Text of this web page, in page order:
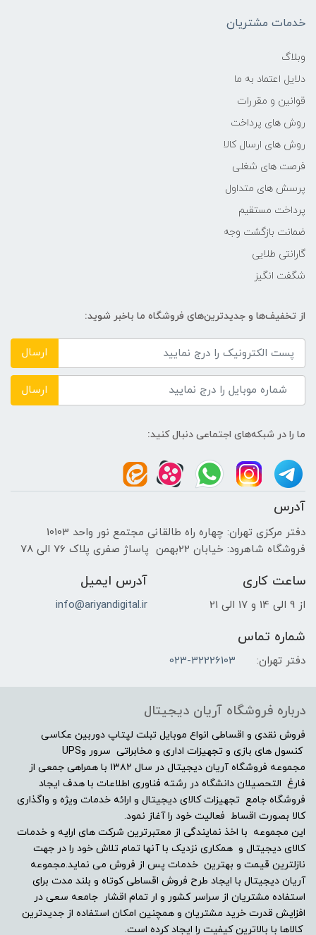
NFC یا ناوبری ماهواره ای نیز هستند.
پیش می­رود روز به روز تلفن­های هوشمند جدیدی
معرفی می­شوند که قابلیت­های بیشتری را ارائه می­دهند،
در شکل­های مختلف تولید می­شوند، دوربین­های آن­ها روز
تنگاتنگی بین شرکت­های تولید کننده تلفن از
جمله
شیائومی(XIAOMI)
نوکیا(NOKIA)
فراهم کردهاست که تمامی موبایل ها در هر برنده رو
به صورت اقساطی از 6 تا 36ماه
بدون چک وضامن
در اختیار مشتریان خود قرار بده.
خدمات مشتریان
وبلاگ
دلایل اعتماد به ما
قوانین و مقررات
روش های پرداخت
روش های ارسال کالا
فرصت های شغلی
پرسش های متداول
پرداخت مستقیم
ضمانت بازگشت وجه
گارانتی طلایی
شگفت انگیز
از تخفیف‌ها و جدیدترین‌های فروشگاه ما باخبر شوید:
ارسال
ارسال
ما را در شبکه‌های اجتماعی دنبال کنید:
آدرس
دفتر مرکزی تهران: چهاره راه طالقانی مجتمع نور واحد 10103
فروشگاه شاهرود: خیابان 22بهمن پاساژ صفری پلاک 76 الی 78
ساعت کاری
از 9 الی 14 و 17 الی 21
آدرس ایمیل
info@ariyandigital.ir
شماره تماس
دفتر تهران: 023-32226103
درباره فروشگاه آریان دیجیتال
فروش نقدی و اقساطی انواع موبایل تبلت لپتاپ دوربین عکاسی
کنسول های بازی و تجهیزات اداری و مخابراتی سرور وUPS
مجموعه فروشگاه آریان دیجیتال در سال ۱۳۸۲ با همراهی جمعی از
فارغ التحصیلان دانشگاه در رشته فناوری اطلاعات با هدف ایجاد
فروشگاه جامع تجهیزات کالای دیجیتال و ارائه خدمات ویژه و واگذاری
کالا بصورت اقساط فعالیت خود را آغاز نمود.
این مجموعه با اخذ نمایندگی از معتبرترین شرکت های ارایه و خدمات
کالای دیجیتال و همکاری نزدیک با آنها تمام تلاش خود را در جهت
نازلترین قیمت و بهترین خدمات پس از فروش می نماید.مجموعه
آریان دیجیتال با ایجاد طرح فروش اقساطی کوتاه و بلند مدت برای
استفاده مشتریان از سراسر کشور و ار تمام اقشار جامعه سعی در
افزایش قدرت خرید مشتریان و همچنین امکان استفاده از جدیدترین
کالاها با بالاترین کیفیت را ایجاد کرده است.